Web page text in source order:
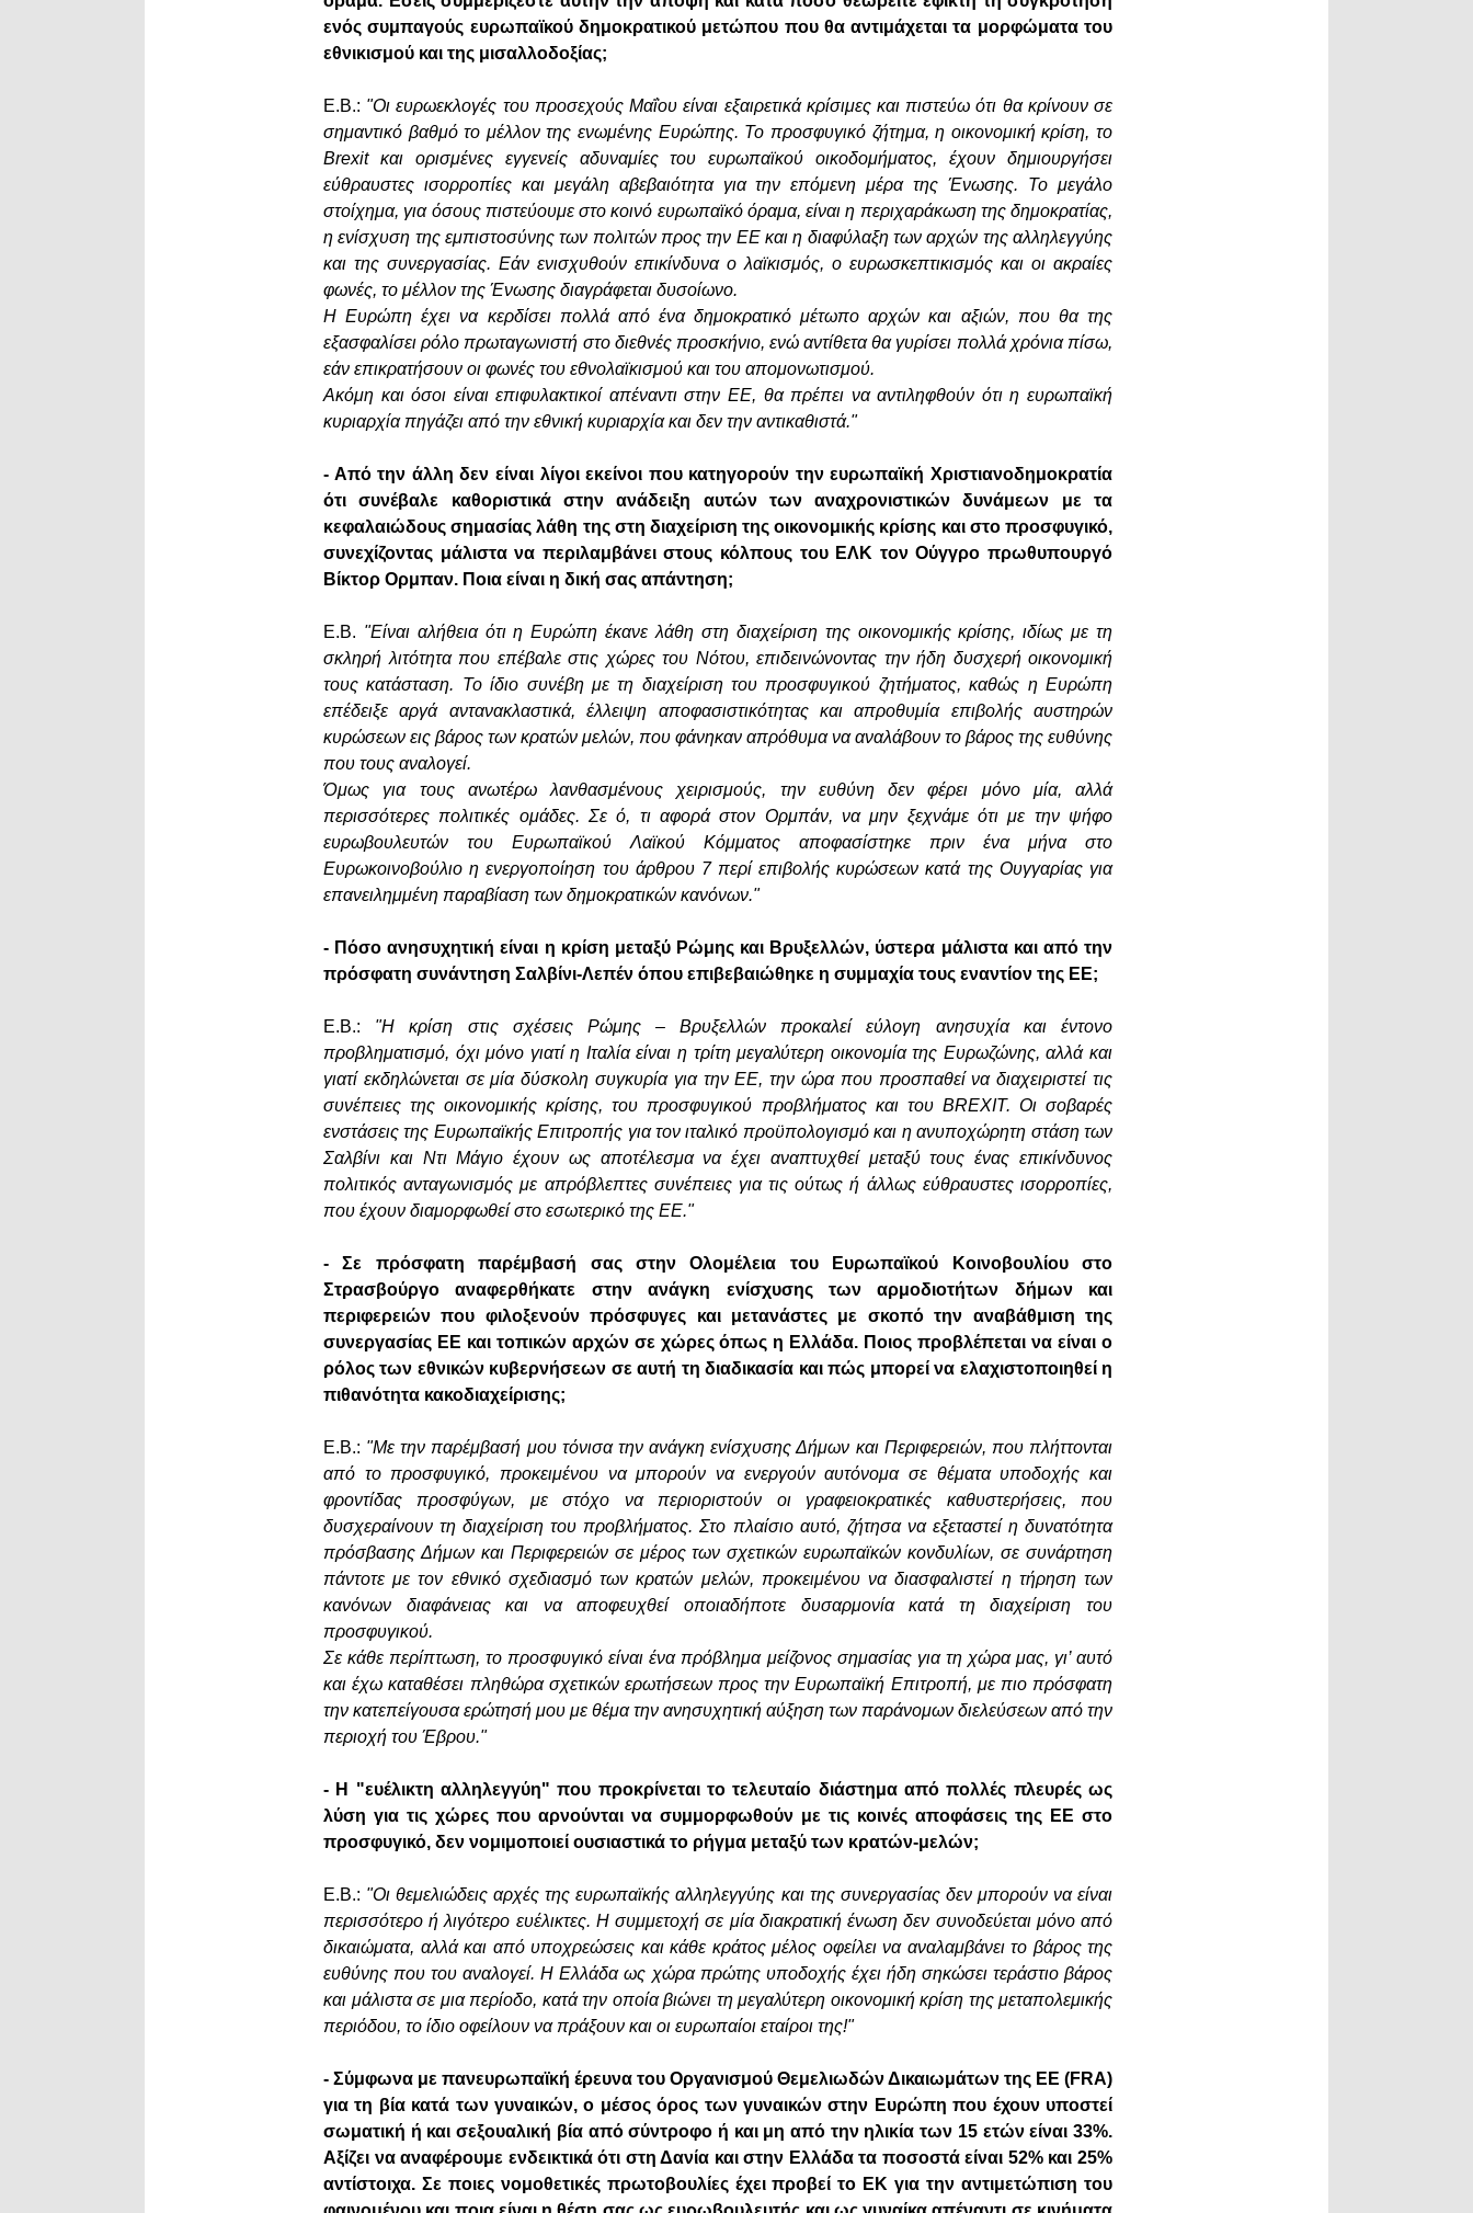
ενός συμπαγούς ευρωπαϊκού δημοκρατικού μετώπου που θα αντιμάχεται τα μορφώματα του
εθνικισμού και της μισαλλοδοξίας;
Ε.Β.: "Οι ευρωεκλογές του προσεχούς Μαΐου είναι εξαιρετικά κρίσιμες και πιστεύω ότι θα κρίνουν σε
σημαντικό βαθμό το μέλλον της ενωμένης Ευρώπης. Το προσφυγικό ζήτημα, η οικονομική κρίση, το
Brexit και ορισμένες εγγενείς αδυναμίες του ευρωπαϊκού οικοδομήματος, έχουν δημιουργήσει
εύθραυστες ισορροπίες και μεγάλη αβεβαιότητα για την επόμενη μέρα της Ένωσης. Το μεγάλο
στοίχημα, για όσους πιστεύουμε στο κοινό ευρωπαϊκό όραμα, είναι η περιχαράκωση της δημοκρατίας,
η ενίσχυση της εμπιστοσύνης των πολιτών προς την ΕΕ και η διαφύλαξη των αρχών της αλληλεγγύης
και της συνεργασίας. Εάν ενισχυθούν επικίνδυνα ο λαϊκισμός, ο ευρωσκεπτικισμός και οι ακραίες
φωνές, το μέλλον της Ένωσης διαγράφεται δυσοίωνο.
Η Ευρώπη έχει να κερδίσει πολλά από ένα δημοκρατικό μέτωπο αρχών και αξιών, που θα της
εξασφαλίσει ρόλο πρωταγωνιστή στο διεθνές προσκήνιο, ενώ αντίθετα θα γυρίσει πολλά χρόνια πίσω,
εάν επικρατήσουν οι φωνές του εθνολαϊκισμού και του απομονωτισμού.
Ακόμη και όσοι είναι επιφυλακτικοί απέναντι στην ΕΕ, θα πρέπει να αντιληφθούν ότι η ευρωπαϊκή
κυριαρχία πηγάζει από την εθνική κυριαρχία και δεν την αντικαθιστά."
- Από την άλλη δεν είναι λίγοι εκείνοι που κατηγορούν την ευρωπαϊκή Χριστιανοδημοκρατία
ότι συνέβαλε καθοριστικά στην ανάδειξη αυτών των αναχρονιστικών δυνάμεων με τα
κεφαλαιώδους σημασίας λάθη της στη διαχείριση της οικονομικής κρίσης και στο προσφυγικό,
συνεχίζοντας μάλιστα να περιλαμβάνει στους κόλπους του ΕΛΚ τον Ούγγρο πρωθυπουργό
Βίκτορ Ορμπαν. Ποια είναι η δική σας απάντηση;
Ε.Β. "Είναι αλήθεια ότι η Ευρώπη έκανε λάθη στη διαχείριση της οικονομικής κρίσης, ιδίως με τη
σκληρή λιτότητα που επέβαλε στις χώρες του Νότου, επιδεινώνοντας την ήδη δυσχερή οικονομική
τους κατάσταση. Το ίδιο συνέβη με τη διαχείριση του προσφυγικού ζητήματος, καθώς η Ευρώπη
επέδειξε αργά αντανακλαστικά, έλλειψη αποφασιστικότητας και απροθυμία επιβολής αυστηρών
κυρώσεων εις βάρος των κρατών μελών, που φάνηκαν απρόθυμα να αναλάβουν το βάρος της ευθύνης
που τους αναλογεί.
Όμως για τους ανωτέρω λανθασμένους χειρισμούς, την ευθύνη δεν φέρει μόνο μία, αλλά
περισσότερες πολιτικές ομάδες. Σε ό, τι αφορά στον Ορμπάν, να μην ξεχνάμε ότι με την ψήφο
ευρωβουλευτών του Ευρωπαϊκού Λαϊκού Κόμματος αποφασίστηκε πριν ένα μήνα στο
Ευρωκοινοβούλιο η ενεργοποίηση του άρθρου 7 περί επιβολής κυρώσεων κατά της Ουγγαρίας για
επανειλημμένη παραβίαση των δημοκρατικών κανόνων."
- Πόσο ανησυχητική είναι η κρίση μεταξύ Ρώμης και Βρυξελλών, ύστερα μάλιστα και από την
πρόσφατη συνάντηση Σαλβίνι-Λεπέν όπου επιβεβαιώθηκε η συμμαχία τους εναντίον της ΕΕ;
Ε.Β.: "Η κρίση στις σχέσεις Ρώμης – Βρυξελλών προκαλεί εύλογη ανησυχία και έντονο
προβληματισμό, όχι μόνο γιατί η Ιταλία είναι η τρίτη μεγαλύτερη οικονομία της Ευρωζώνης, αλλά και
γιατί εκδηλώνεται σε μία δύσκολη συγκυρία για την ΕΕ, την ώρα που προσπαθεί να διαχειριστεί τις
συνέπειες της οικονομικής κρίσης, του προσφυγικού προβλήματος και του BREXIT. Οι σοβαρές
ενστάσεις της Ευρωπαϊκής Επιτροπής για τον ιταλικό προϋπολογισμό και η ανυποχώρητη στάση των
Σαλβίνι και Ντι Μάγιο έχουν ως αποτέλεσμα να έχει αναπτυχθεί μεταξύ τους ένας επικίνδυνος
πολιτικός ανταγωνισμός με απρόβλεπτες συνέπειες για τις ούτως ή άλλως εύθραυστες ισορροπίες,
που έχουν διαμορφωθεί στο εσωτερικό της ΕΕ."
- Σε πρόσφατη παρέμβασή σας στην Ολομέλεια του Ευρωπαϊκού Κοινοβουλίου στο
Στρασβούργο αναφερθήκατε στην ανάγκη ενίσχυσης των αρμοδιοτήτων δήμων και
περιφερειών που φιλοξενούν πρόσφυγες και μετανάστες με σκοπό την αναβάθμιση της
συνεργασίας ΕΕ και τοπικών αρχών σε χώρες όπως η Ελλάδα. Ποιος προβλέπεται να είναι ο
ρόλος των εθνικών κυβερνήσεων σε αυτή τη διαδικασία και πώς μπορεί να ελαχιστοποιηθεί η
πιθανότητα κακοδιαχείρισης;
Ε.Β.: "Με την παρέμβασή μου τόνισα την ανάγκη ενίσχυσης Δήμων και Περιφερειών, που πλήττονται
από το προσφυγικό, προκειμένου να μπορούν να ενεργούν αυτόνομα σε θέματα υποδοχής και
φροντίδας προσφύγων, με στόχο να περιοριστούν οι γραφειοκρατικές καθυστερήσεις, που
δυσχεραίνουν τη διαχείριση του προβλήματος. Στο πλαίσιο αυτό, ζήτησα να εξεταστεί η δυνατότητα
πρόσβασης Δήμων και Περιφερειών σε μέρος των σχετικών ευρωπαϊκών κονδυλίων, σε συνάρτηση
πάντοτε με τον εθνικό σχεδιασμό των κρατών μελών, προκειμένου να διασφαλιστεί η τήρηση των
κανόνων διαφάνειας και να αποφευχθεί οποιαδήποτε δυσαρμονία κατά τη διαχείριση του
προσφυγικού.
Σε κάθε περίπτωση, το προσφυγικό είναι ένα πρόβλημα μείζονος σημασίας για τη χώρα μας, γι’ αυτό
και έχω καταθέσει πληθώρα σχετικών ερωτήσεων προς την Ευρωπαϊκή Επιτροπή, με πιο πρόσφατη
την κατεπείγουσα ερώτησή μου με θέμα την ανησυχητική αύξηση των παράνομων διελεύσεων από την
περιοχή του Έβρου."
- Η "ευέλικτη αλληλεγγύη" που προκρίνεται το τελευταίο διάστημα από πολλές πλευρές ως
λύση για τις χώρες που αρνούνται να συμμορφωθούν με τις κοινές αποφάσεις της ΕΕ στο
προσφυγικό, δεν νομιμοποιεί ουσιαστικά το ρήγμα μεταξύ των κρατών-μελών;
E.B.: "Οι θεμελιώδεις αρχές της ευρωπαϊκής αλληλεγγύης και της συνεργασίας δεν μπορούν να είναι
περισσότερο ή λιγότερο ευέλικτες. Η συμμετοχή σε μία διακρατική ένωση δεν συνοδεύεται μόνο από
δικαιώματα, αλλά και από υποχρεώσεις και κάθε κράτος μέλος οφείλει να αναλαμβάνει το βάρος της
ευθύνης που του αναλογεί. Η Ελλάδα ως χώρα πρώτης υποδοχής έχει ήδη σηκώσει τεράστιο βάρος
και μάλιστα σε μια περίοδο, κατά την οποία βιώνει τη μεγαλύτερη οικονομική κρίση της μεταπολεμικής
περιόδου, το ίδιο οφείλουν να πράξουν και οι ευρωπαίοι εταίροι της!"
- Σύμφωνα με πανευρωπαϊκή έρευνα του Οργανισμού Θεμελιωδών Δικαιωμάτων της ΕΕ (FRA)
για τη βία κατά των γυναικών, ο μέσος όρος των γυναικών στην Ευρώπη που έχουν υποστεί
σωματική ή και σεξουαλική βία από σύντροφο ή και μη από την ηλικία των 15 ετών είναι 33%.
Αξίζει να αναφέρουμε ενδεικτικά ότι στη Δανία και στην Ελλάδα τα ποσοστά είναι 52% και 25%
αντίστοιχα. Σε ποιες νομοθετικές πρωτοβουλίες έχει προβεί το ΕΚ για την αντιμετώπιση του